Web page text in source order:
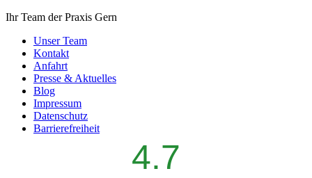
Ihr Team der Praxis Gern
Unser Team
Kontakt
Anfahrt
Presse & Aktuelles
Blog
Impressum
Datenschutz
Barrierefreiheit
4.7